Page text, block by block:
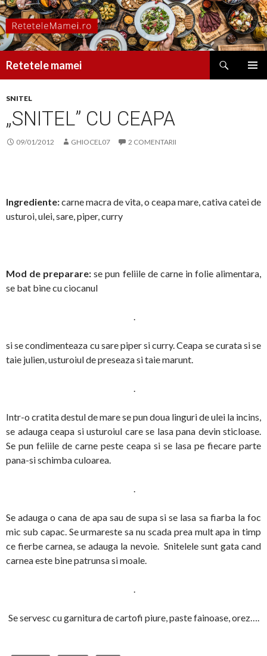
Retetele mamei
CONȚINUT
SNITEL
„SNITEL” CU CEAPA
09/01/2012 GHIOCEL07 2 COMENTARII
Ingrediente:carne macra de vita, o ceapa mare, cativa catei de
usturoi, ulei, sare, piper, curry
Mod de preparare: se pun feliile de carne in folie alimentara,
se bat bine cu ciocanul
.
si se condimenteaza cu sare piper si curry. Ceapa se curata si se
taie julien, usturoiul de preseaza si taie marunt.
.
Intr-o cratita destul de mare se pun doua linguri de ulei la incins,
se adauga ceapa si usturoiul care se lasa pana devin sticloase.
Se pun feliile de carne peste ceapa si se lasa pe fiecare parte
pana-si schimba culoarea.
.
Se adauga o cana de apa sau de supa si se lasa sa fiarba la foc
mic sub capac. Se urmareste sa nu scada prea mult apa in timp
ce fierbe carnea, se adauga la nevoie. Snitelele sunt gata cand
carnea este bine patrunsa si moale.
.
Se servesc cu garnitura de cartofi piure, paste fainoase, orez….